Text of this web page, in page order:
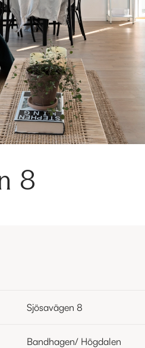
8
Sjösavägen 8
Bandhagen/ Högdalen